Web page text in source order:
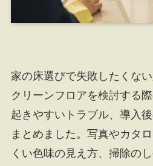
家の床選びで失敗したくな
クリーンフロアを検討する
起きやすいトラブル、導入
まとめました。写真やカタ
くい色味の見え方、掃除の